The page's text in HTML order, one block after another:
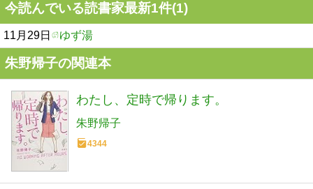
今読んでいる読書家最新1件(1)
11月29日 ゆず湯
朱野帰子の関連本
わたし、定時で帰ります。
朱野帰子
4344